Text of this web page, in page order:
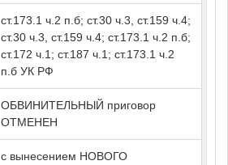
ст.173.1 ч.2 п.б; ст.30 ч.3, ст.159 ч.4;
ст.30 ч.3, ст.159 ч.4; ст.173.1 ч.2 п.б;
ст.172 ч.1; ст.187 ч.1; ст.173.1 ч.2
п.б УК РФ
ОБВИНИТЕЛЬНЫЙ приговор
ОТМЕНЕН
с вынесением НОВОГО